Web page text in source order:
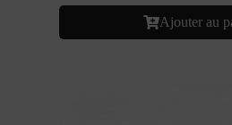
Ajouter au